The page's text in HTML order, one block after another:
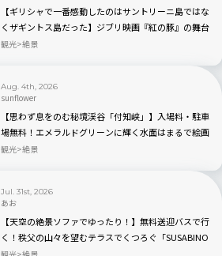
【ギリシャで一番感動したのはサントリーニ島ではな
くザギントス島だった】ジブリ映画『紅の豚』の舞台
と言われるナヴァイオビーチ観光のベストの時間帯
観光 絶景
Aug. 4th, 2026
sunflower
【思わず息をのむ秘境渓谷「付知峡」】入場料・駐車
場無料！エメラルドグリーンに輝く水面はまるで絵画
のよう｜岐阜県中津川市
観光 絶景
Jul. 31st, 2026
あお
【天空の絶景ソファでゆったり！】無料送迎バスで行
く！秩父の山々を望むテラスでくつろぐ「SUSABINO
TERRACE」を現地レビュー｜埼玉県